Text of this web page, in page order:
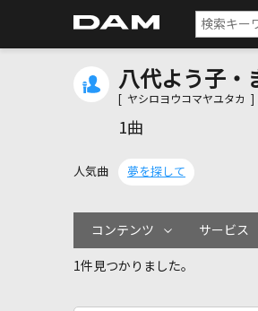
八代よう子・
[ ヤシロヨウコマヤユタカ ]
1曲
人気曲 夢を探して
コンテンツ サービス
1件見つかりました。